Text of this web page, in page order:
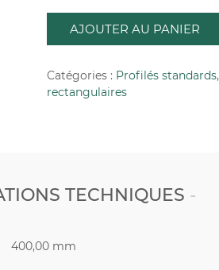
AJOUTER AU PANIER
Catégories : Profilés standards,
rectangulaires
TECHNIQUES
400,00 mm